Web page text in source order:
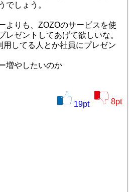
でしょう。
よりも、ZOZOのサービスを使
レゼントしてあげて欲しいな。
用してる人とか社員にプレゼン
増やしたいのか
19pt 8pt